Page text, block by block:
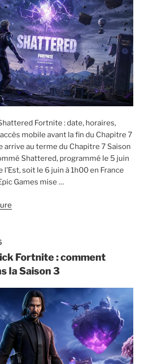
»
:
date,
carte
et
nouveautés »
Fortnite : date, horaires,
mobile avant la fin du Chapitre 7
arrive au terme du Chapitre 7 Saison
Shattered, programmé le 5 juin
l’Est, soit le 6 juin à 1h00 en France
Games mise …
Shattered
»
Fortnite
:
tout
sur
la
fin
de
la
Fortnite : comment
la Saison 3